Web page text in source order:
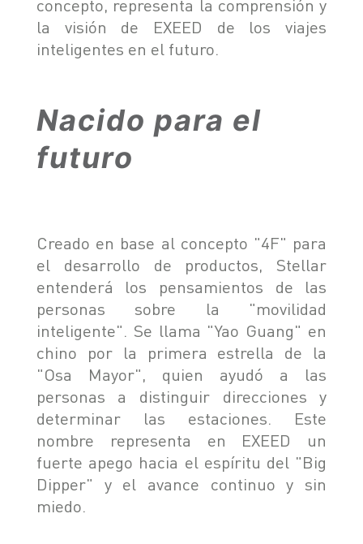
concepto, representa la comprensión y
la visión de EXEED de los viajes
inteligentes en el futuro.
Nacido para el
futuro
Creado en base al concepto "4F" para
el desarrollo de productos, Stellar
entenderá los pensamientos de las
personas sobre la "movilidad
inteligente". Se llama "Yao Guang" en
chino por la primera estrella de la
"Osa Mayor", quien ayudó a las
personas a distinguir direcciones y
determinar las estaciones. Este
nombre representa en EXEED un
fuerte apego hacia el espíritu del "Big
Dipper" y el avance continuo y sin
miedo.